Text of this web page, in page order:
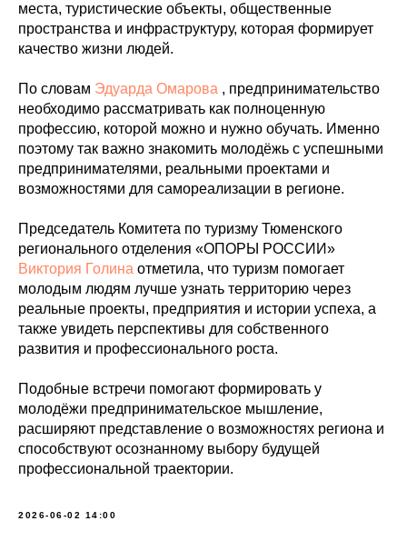
места, туристические объекты, общественные
пространства и инфраструктуру, которая формирует
качество жизни людей.
По словам Эдуарда Омарова , предпринимательство
необходимо рассматривать как полноценную
профессию, которой можно и нужно обучать. Именно
поэтому так важно знакомить молодёжь с успешными
предпринимателями, реальными проектами и
возможностями для самореализации в регионе.
Председатель Комитета по туризму Тюменского
регионального отделения «ОПОРЫ РОССИИ»
Виктория Голина отметила, что туризм помогает
молодым людям лучше узнать территорию через
реальные проекты, предприятия и истории успеха, а
также увидеть перспективы для собственного
развития и профессионального роста.
Подобные встречи помогают формировать у
молодёжи предпринимательское мышление,
расширяют представление о возможностях региона и
способствуют осознанному выбору будущей
профессиональной траектории.
2026-06-02 14:00